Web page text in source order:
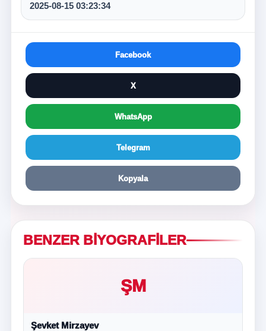
2025-08-15 03:23:34
Facebook
X
WhatsApp
Telegram
Kopyala
BENZER BIYOGRAFILER
ŞM
Şevket Mirzayev